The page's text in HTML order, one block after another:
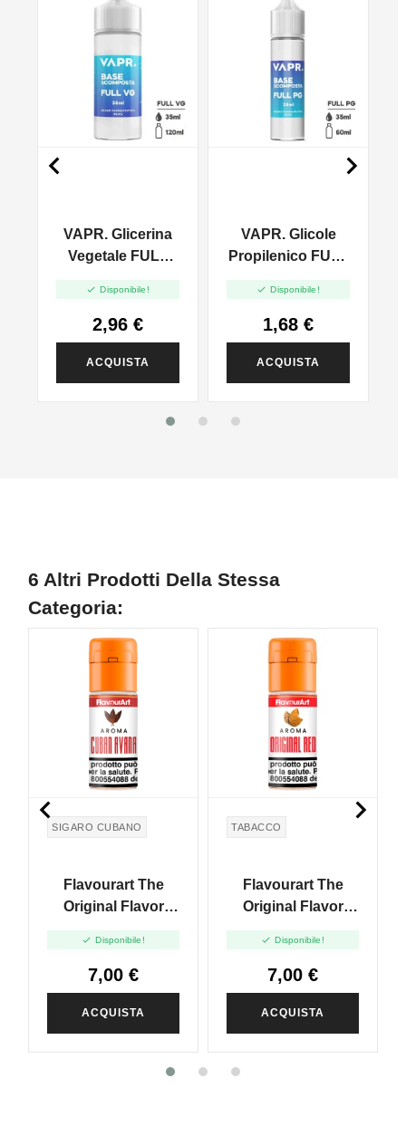
VAPR. Glicerina
Vegetale FULL
120ml
 Disponibile!
2,96 €
ACQUISTA
VAPR. Glicole
Propilenico FULL
 Disponibile!
1,68 €
ACQUISTA
 
6 Altri Prodotti Della Stessa
Categoria:
SIGARO CUBANO
Flavourart The
Original Flavor
10ml
 Disponibile!
7,00 €
ACQUISTA
TABACCO
Flavourart The
Original Flavor
 Disponibile!
7,00 €
ACQUISTA
 